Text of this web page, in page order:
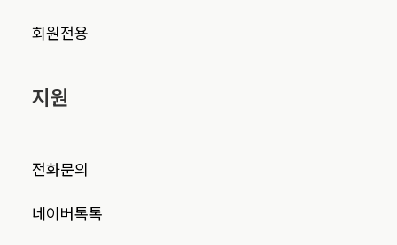
회원전용
지원
전화문의
네이버톡톡